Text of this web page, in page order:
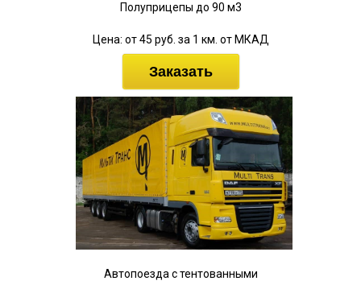
Полуприцепы до 90 м3
Цена: от 45 руб. за 1 км. от МКАД
Заказать
Автопоезда с тентованными